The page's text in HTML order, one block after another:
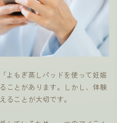
よもぎ蒸しパッドを使って妊娠
ことがあります。しかし、体験
ることが大切です。